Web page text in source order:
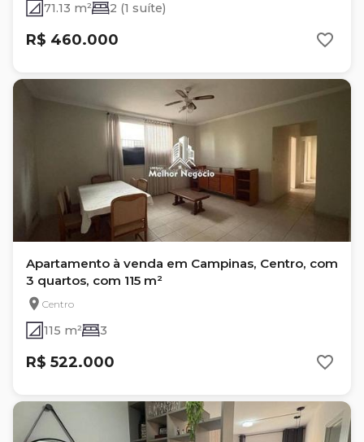
71.13 m² 2 (1 suíte)
R$ 460.000
Apartamento à venda em Campinas, Centro, com
3 quartos, com 115 m²
Centro
115 m² 3
R$ 522.000